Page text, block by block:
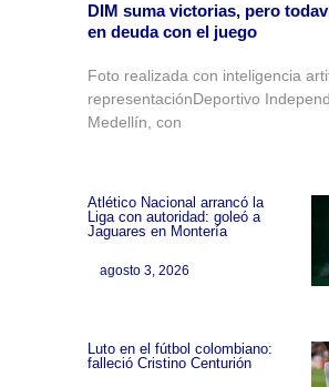
DIM suma victorias, pero
en deuda con el juego
Foto realizada con inteligencia
representaciónDeportivo
Medellín, con
Atlético Nacional arrancó la
Liga con autoridad: goleó a
Jaguares en Montería
agosto 3, 2026
Luto en el fútbol colombiano:
falleció Cristino Centurión